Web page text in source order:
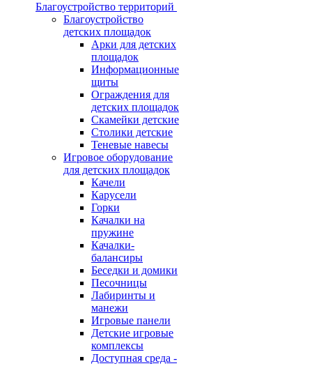
Благоустройство территорий
Благоустройство
детских площадок
Арки для детских
площадок
Информационные
щиты
Ограждения для
детских площадок
Скамейки детские
Столики детские
Теневые навесы
Игровое оборудование
для детских площадок
Качели
Карусели
Горки
Качалки на
пружине
Качалки-
балансиры
Беседки и домики
Песочницы
Лабиринты и
манежи
Игровые панели
Детские игровые
комплексы
Доступная среда -